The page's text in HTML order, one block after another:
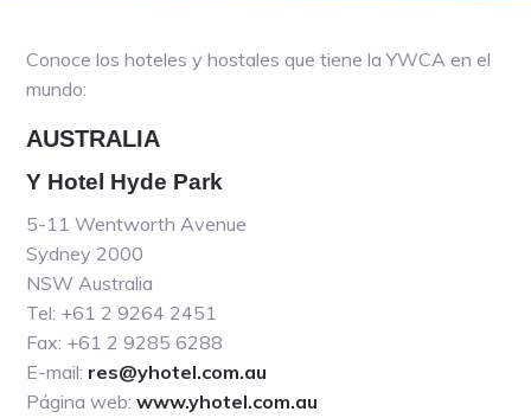
Conoce los hoteles y hostales que tiene la YWCA en el
mundo:
AUSTRALIA
Y Hotel Hyde Park
5-11 Wentworth Avenue
Sydney 2000
NSW Australia
Tel: +61 2 9264 2451
Fax: +61 2 9285 6288
E-mail: res@yhotel.com.au
Página web:www.yhotel.com.au